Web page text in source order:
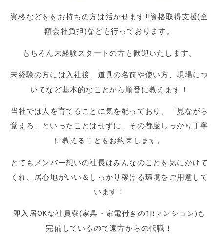
資格などををお持ちの方は活かせます!!資格取得支援(全
額会社負担)なども行っております。
もちろん未経験スタートの方も歓迎いたします。
未経験の方には入社後、道具の名前や使い方、現場につ
いてなど基本的なことから順番に教えます！
当社では人を育てることに気を配っており、「見ながら
覚えろ」といったことはせずに、その都度しっかり丁寧
に教えることをお約束します。
とてもメンバー想いの社長はみんなのことを気にかけて
くれ、居心地がいい＆しっかり稼げる環境をご用意して
います！
即入居OKな社員寮(家具・家電付きの1Rマンション)も
完備しているので遠方からの転職！